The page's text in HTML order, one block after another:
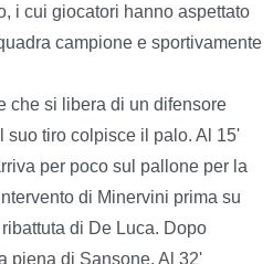
i cui giocatori hanno aspettato
campione e sportivamente
che si libera di un difensore
suo tiro colpisce il palo. Al 15'
per poco sul pallone per la
di Minervini prima su
di De Luca. Dopo
piena di Sansone. Al 32'